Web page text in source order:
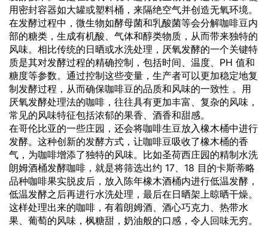
用密封容器如大罐或塑料桶，来隔绝空气并创造无氧环境。
在发酵过程中，微生物如酵母菌和乳酸菌等会分解咖啡豆内
部的糖类，生成有机酸、气体和醇类物质，从而带来独特的
风味。相比传统的日晒或水洗处理，厌氧发酵的一个关键特
质是其对发酵过程的精确控制，包括时间、温度、PH 值和
糖度等参数。通过控制这些变量，生产者可以更加稳定地复
制发酵过程，从而确保咖啡豆的品质和风味的一致性 。用
厌氧发酵处理法的咖啡，往往具有更加丰富、复杂的风味，
常见的风味特征包括浓郁的果香、酒香和甜感。
在哥伦比亚的一些庄园，还会将咖啡生豆放入橡木桶中进行
发酵。这种创新的发酵方式，让咖啡豆吸收了橡木桶的香
气，为咖啡增添了独特的风味。比如圣荷西庄园的精制水洗
朗姆酒桶发酵咖啡，就是将筛选出约 17、18 目的卡斯蒂略
品种咖啡果实脱皮后，放入陈年橡木酒桶内进行低温发酵，
低温发酵之后再进行水洗处理，最后在日晒架上晾晒干燥。
这样处理出来的咖啡，有着朗姆酒、酒心巧克力、热带水
果、葡萄的风味，枫糖甜，奶油般的口感，令人回味无穷。